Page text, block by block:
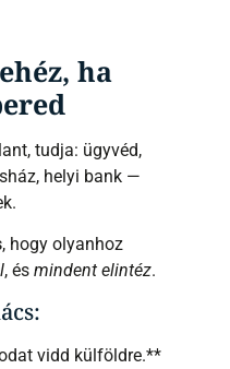
ha
tudja: ügyvéd,
helyi bank —
, hogy olyanhoz
, és mindent elintéz.
vidd külföldre.**